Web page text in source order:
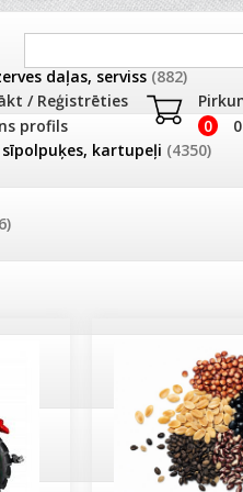
/ Reģistrēties
profils
0
daļas, serviss (882)
kartupeļi (4350)
AKCIJAS
frēze + mulčieris +
AKCIJAS komplekts -
frontālais iekrāvējs
mulčieris + piekabe
AKCIJAS komplekts -
frēze + mulčieris